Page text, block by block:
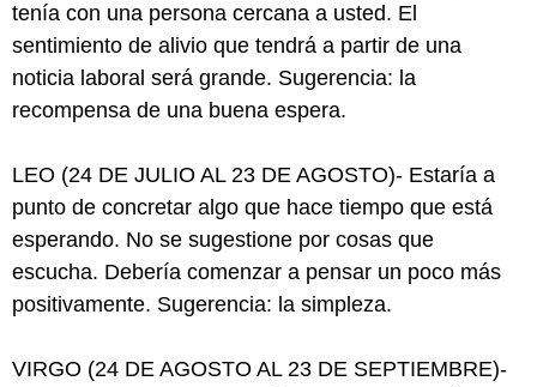
tenía con una persona cercana a usted. El
sentimiento de alivio que tendrá a partir de una
noticia laboral será grande. Sugerencia: la
recompensa de una buena espera.
LEO (24 DE JULIO AL 23 DE AGOSTO)- Estaría a
punto de concretar algo que hace tiempo que está
esperando. No se sugestione por cosas que
escucha. Debería comenzar a pensar un poco más
positivamente. Sugerencia: la simpleza.
VIRGO (24 DE AGOSTO AL 23 DE SEPTIEMBRE)-